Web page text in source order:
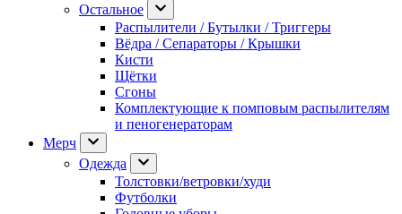
Остальное
Распылители / Бутылки / Триггеры
Вёдра / Сепараторы / Крышки
Кисти
Щётки
Сгоны
Комплектующие к помповым распылителям
и пеногенераторам
Мерч
Одежда
Толстовки/ветровки/худи
Футболки